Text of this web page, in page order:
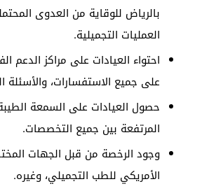
بالرياض للوقاية من العدوى
العمليات التجميلية.
احتواء العيادات على مراكز الدعم
على جميع الاستفسارات، والأسئلة
حصول العيادات على السمعة
المرتفعة بين جميع التخصصات.
وجود الرخصة من قبل الجهات
الأمريكي للطب التجميلي، وغيره.